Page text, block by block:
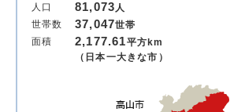
人口 81,073人
世帯数
37,047世帯
面積
2,177.61平方km
（日本一大きな市）